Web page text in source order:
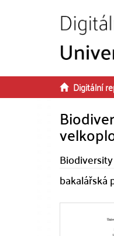
Digitální
bakalářská